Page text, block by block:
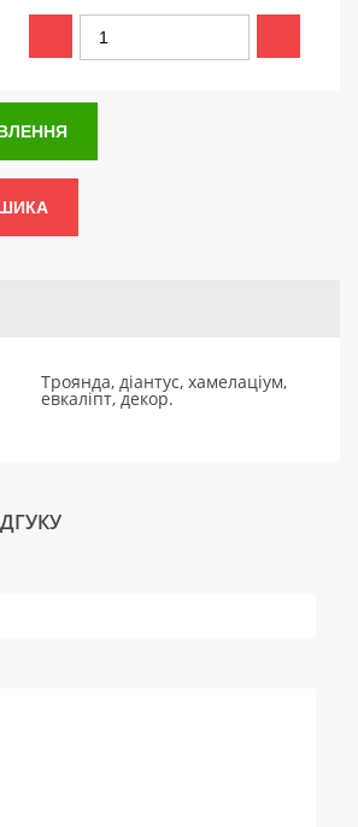
Троянда, діантус, хамелаціум,
евкаліпт, декор.